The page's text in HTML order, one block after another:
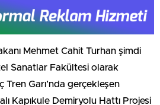
Mehmet Cahit Turhan şimdi
Sanatlar Fakültesi olarak
Tren Garı’nda gerçekleşen
Kapıkule Demiryolu Hattı Projesi